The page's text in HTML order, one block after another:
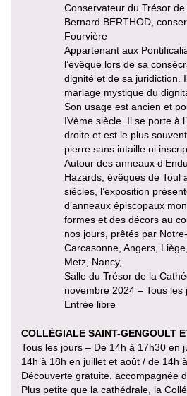
Conservateur du Trésor
Bernard BERTHOD,
Fourvière
Appartenant aux
l’évêque lors de sa
dignité et de sa juridiction.
mariage mystique du
Son usage est ancien et
IVème siècle. Il se porte à
droite et est le plus
pierre sans intaille ni
Autour des anneaux
Hazards, évêques de Toul
siècles, l’exposition
d’anneaux épiscopaux
formes et des décors au
nos jours, prêtés par
Carcasonne, Angers,
Metz, Nancy,
Salle du Trésor de la
novembre 2024 – Tous
Entrée libre
COLLÉGIALE SAINT-GENGOULT
Tous les jours – De 14h à 17h30 en
14h à 18h en juillet et août / de 14h
Découverte gratuite, accompagnée
Plus petite que la cathédrale, la